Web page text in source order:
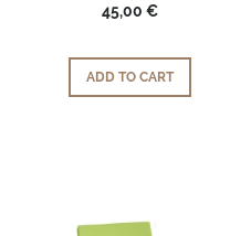
45,00 €
ADD TO CART